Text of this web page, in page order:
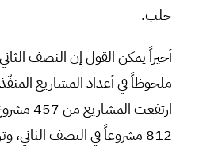
حلب.
ملحوظاً في أعداد المشاريع
ارتفعت
812 مشروعاً في النصف